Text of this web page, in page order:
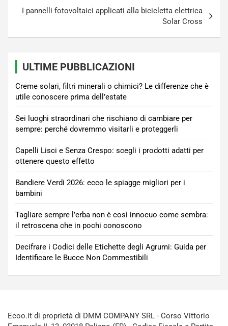
I pannelli fotovoltaici applicati alla bicicletta elettrica
Solar Cross
ULTIME PUBBLICAZIONI
Creme solari, filtri minerali o chimici? Le differenze che è
utile conoscere prima dell’estate
Sei luoghi straordinari che rischiano di cambiare per
sempre: perché dovremmo visitarli e proteggerli
Capelli Lisci e Senza Crespo: scegli i prodotti adatti per
ottenere questo effetto
Bandiere Verdi 2026: ecco le spiagge migliori per i
bambini
Tagliare sempre l’erba non è così innocuo come sembra:
il retroscena che in pochi conoscono
Decifrare i Codici delle Etichette degli Agrumi: Guida per
Identificare le Bucce Non Commestibili
Ecoo.it di proprietà di DMM COMPANY SRL - Corso Vittorio